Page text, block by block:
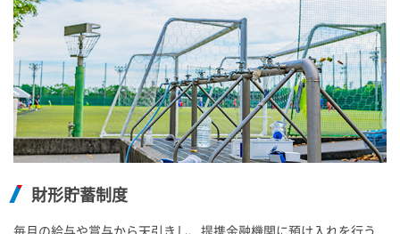
財形貯蓄制度
毎月の給与や賞与から天引きし、提携金融機関に預け入れを行う